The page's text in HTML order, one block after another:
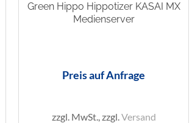
Green Hippo Hippotizer KASAI MX
Medienserver
Preis auf Anfrage
zzgl. MwSt., zzgl.Versand